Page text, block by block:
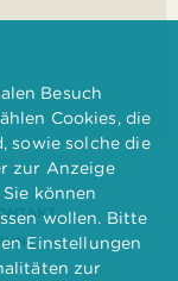
Besuch
Cookies, die
sowie solche die
zur Anzeige
können
wollen. Bitte
Einstellungen
zur